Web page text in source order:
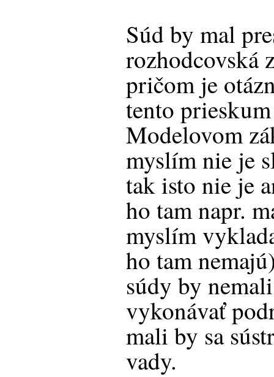
Súd by mal
rozhodcovská
pričom je
tento
Modelovom
myslím nie je
tak isto nie je
ho tam napr.
myslím
ho tam
súdy by
vykonávať
mali by sa
vady.